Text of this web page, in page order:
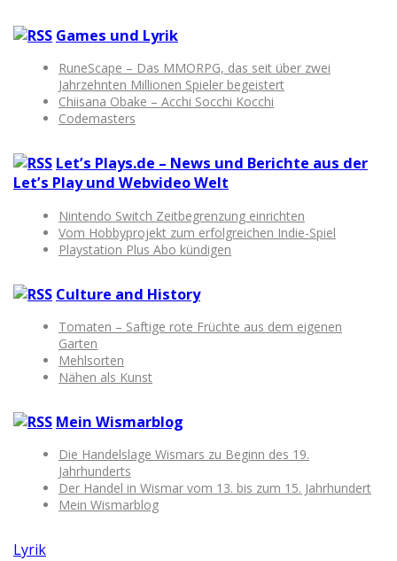
Games und Lyrik
RuneScape – Das MMORPG, das seit über zwei
Jahrzehnten Millionen Spieler begeistert
Chiisana Obake – Acchi Socchi Kocchi
Codemasters
Let’s Plays.de – News und Berichte aus der
Let’s Play und Webvideo Welt
Nintendo Switch Zeitbegrenzung einrichten
Vom Hobbyprojekt zum erfolgreichen Indie-Spiel
Playstation Plus Abo kündigen
Culture and History
Tomaten – Saftige rote Früchte aus dem eigenen
Garten
Mehlsorten
Nähen als Kunst
Mein Wismarblog
Die Handelslage Wismars zu Beginn des 19.
Jahrhunderts
Der Handel in Wismar vom 13. bis zum 15. Jahrhundert
Mein Wismarblog
Lyrik